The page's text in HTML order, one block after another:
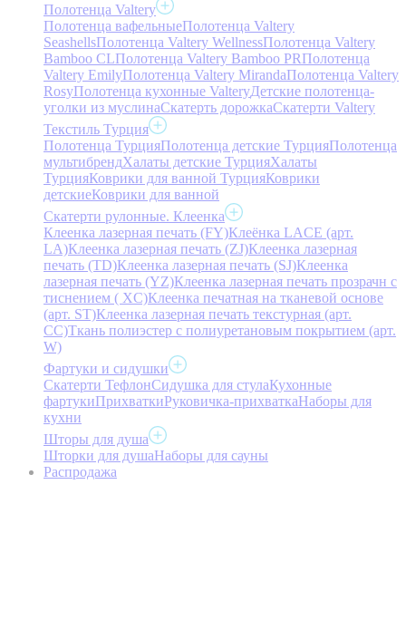
Полотенца Valtery
Полотенца вафельныеПолотенца Valtery
SeashellsПолотенца Valtery WellnessПолотенца Valtery
Bamboo CLПолотенца Valtery Bamboo PRПолотенца
Valtery EmilyПолотенца Valtery MirandaПолотенца Valtery
RosyПолотенца кухонные ValteryДетские полотенца-
уголки из муслинаСкатерть дорожкаСкатерти Valtery
Текстиль Турция
Полотенца ТурцияПолотенца детские ТурцияПолотенца
мультибрендХалаты детские ТурцияХалаты
ТурцияКоврики для ванной ТурцияКоврики
детскиеКоврики для ванной
Скатерти рулонные. Клеенка
Клеенка лазерная печать (FY)Клеёнка LACE (арт.
LA)Клеенка лазерная печать (ZJ)Клеенка лазерная
печать (TD)Клеенка лазерная печать (SJ)Клеенка
лазерная печать (YZ)Клеенка лазерная печать прозрачн с
тиснением ( XC)Клеенка печатная на тканевой основе
(арт. ST)Клеенка лазерная печать текстурная (арт.
CC)Ткань полиэстер с полиуретановым покрытием (арт.
W)
Фартуки и сидушки
Скатерти ТефлонСидушка для стулаКухонные
фартукиПрихваткиРуковичка-прихваткаНаборы для
кухни
Шторы для душа
Шторки для душаНаборы для сауны
Распродажа